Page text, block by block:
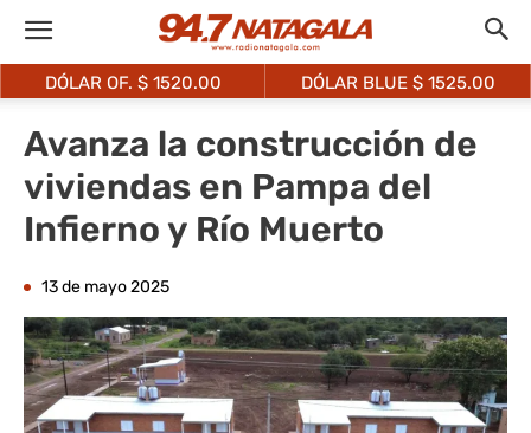
DÓLAR OF. $ 1520.00 DÓLAR BLUE $ 1525.00
Avanza la construcción de
viviendas en Pampa del
Infierno y Río Muerto
13 de mayo 2025